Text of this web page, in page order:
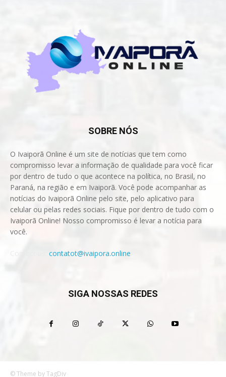
SOBRE NÓS
O Ivaiporã Online é um site de notícias que tem como
compromisso levar a informação de qualidade para você ficar
por dentro de tudo o que acontece na política, no Brasil, no
Paraná, na região e em Ivaiporã. Você pode acompanhar as
notícias do Ivaiporã Online pelo site, pelo aplicativo para
celular ou pelas redes sociais. Fique por dentro de tudo com o
Ivaiporã Online! Nosso compromisso é levar a notícia para
você.
contatot@ivaipora.online
SIGA NOSSAS REDES
© Theme by TagDiv